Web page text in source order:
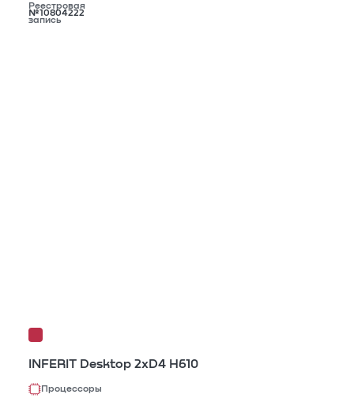
Реестровая
запись
№10804222
INFERIT Desktop 2xD4 H610
Процессоры